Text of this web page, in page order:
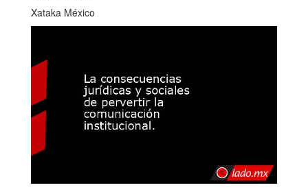
Xataka México